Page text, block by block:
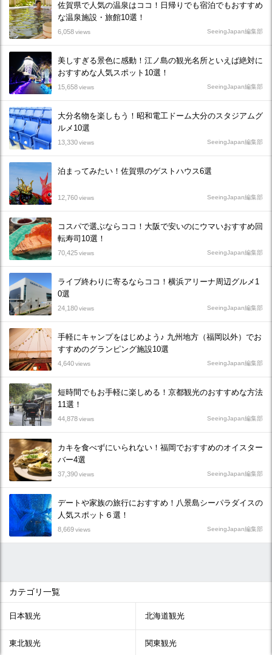
佐賀県で人気の温泉はココ！日帰りでも宿泊でもおすすめ
な温泉施設・旅館10選！
6,058views SeeingJapan編集部
美しすぎる景色に感動！江ノ島の観光名所といえば絶対に
おすすめな人気スポット10選！
15,658views SeeingJapan編集部
大分名物を楽しもう！昭和電工ドーム大分のスタジアムグ
ルメ10選
13,330views SeeingJapan編集部
泊まってみたい！佐賀県のゲストハウス6選
12,760views SeeingJapan編集部
コスパで選ぶならココ！大阪で安いのにウマいおすすめ回
転寿司10選！
70,425views SeeingJapan編集部
ライブ終わりに寄るならココ！横浜アリーナ周辺グルメ1
0選
24,180views SeeingJapan編集部
手軽にキャンプをはじめよう♪ 九州地方（福岡以外）でお
すすめのグランピング施設10選
4,640views SeeingJapan編集部
短時間でもお手軽に楽しめる！京都観光のおすすめな方法
11選！
44,878views SeeingJapan編集部
カキを食べずにいられない！福岡でおすすめのオイスター
バー4選
37,390views SeeingJapan編集部
デートや家族の旅行におすすめ！八景島シーパラダイスの
人気スポット６選！
8,669views SeeingJapan編集部
カテゴリ一覧
日本観光 北海道観光
東北観光 関東観光